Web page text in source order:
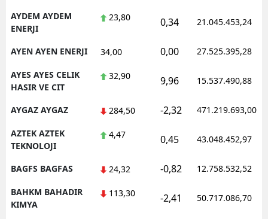
AYDEM AYDEM
ENERJI
23,80 0,34 21.045.453,24
AYEN AYEN ENERJI 34,00 0,00 27.525.395,28
AYES AYES CELIK
HASIR VE CIT
32,90 9,96 15.537.490,88
AYGAZ AYGAZ 284,50 -2,32 471.219.693,00
AZTEK AZTEK
TEKNOLOJI
4,47 0,45 43.048.452,97
BAGFS BAGFAS 24,32 -0,82 12.758.532,52
BAHKM BAHADIR
KIMYA
113,30 -2,41 50.717.086,70